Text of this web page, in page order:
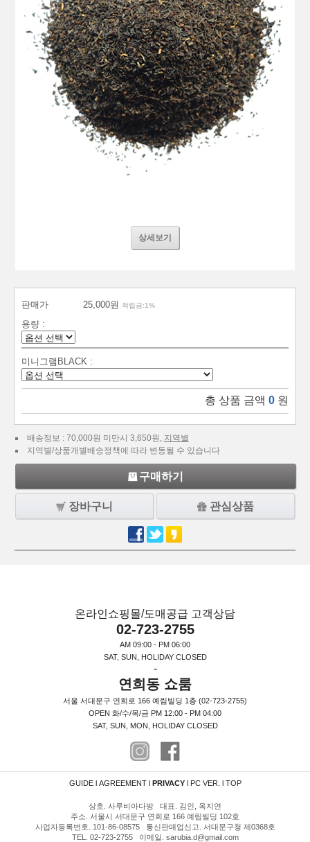
상세보기
판매가 25,000원 적립금:1%
용량 :
미니그램BLACK :
총 상품 금액 0 원
배송정보 : 70,000원 미만시 3,650원, 지역별
지역별/상품개별배송정책에 따라 변동될 수 있습니다
구매하기
장바구니 관심상품
온라인쇼핑몰/도매공급 고객상담
02-723-2755
AM 09:00 - PM 06:00
SAT, SUN, HOLIDAY CLOSED
-
연희동 쇼룸
서울 서대문구 연희로 166 예림빌딩 1층 (02-723-2755)
OPEN 화/수/목/금 PM 12:00 - PM 04:00
SAT, SUN, MON, HOLIDAY CLOSED
GUIDEl AGREEMENTl PRIVACYl PC VER. l TOP
상호. 사루비아다방 대표. 김인, 옥지연
주소. 서울시 서대문구 연희로 166 예림빌딩 102호
사업자등록번호. 101-86-08575 통신판매업신고. 서대문구청 제0368호
TEL. 02-723-2755 이메일. sarubia.d@gmail.com